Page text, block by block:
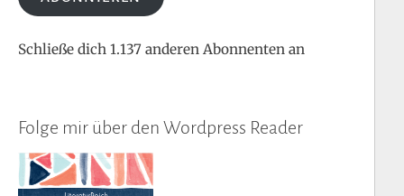
Schließe dich 1.137 anderen Abonnenten an
Folge mir über den Wordpress Reader